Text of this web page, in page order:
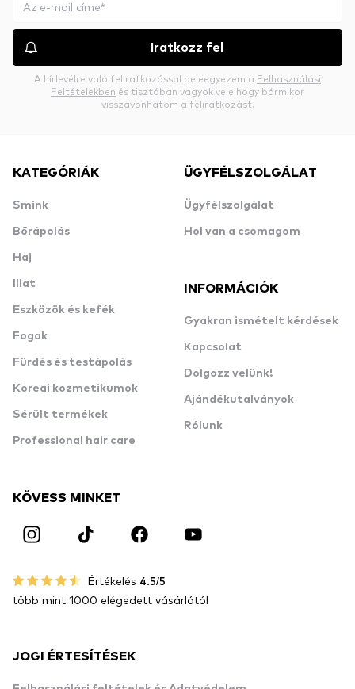
Iratkozz fel
A hírlevélre való feliratkozással beleegyezem a Felhasználási
Feltételekben és tisztában vagyok vele hogy bármikor
visszavonhatom a feliratkozást.
KATEGÓRIÁK
Smink
Bőrápolás
Haj
Illat
Eszközök és kefék
Fogak
Fürdés és testápolás
Koreai kozmetikumok
Sérült termékek
Professional hair care
ÜGYFÉLSZOLGÁLAT
Ügyfélszolgálat
Hol van a csomagom
INFORMÁCIÓK
Gyakran ismételt kérdések
Kapcsolat
Dolgozz velünk!
Ajándékutalványok
Rólunk
KÖVESS MINKET
Értékelés 4.5/5
több mint 1000 elégedett vásárlótól
JOGI ÉRTESÍTÉSEK